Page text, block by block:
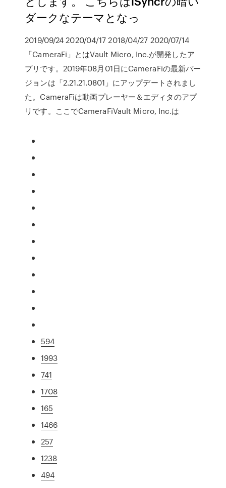
ダークなテーマとなっ
2019/09/24 2020/04/17 2018/04/27 2020/07/14
「CameraFi」とはVault Micro, Inc.が開発したア
プリです。2019年08月01日にCameraFiの最新バー
ジョンは「2.21.21.0801」にアップデートされまし
た。CameraFiは動画プレーヤー＆エディタのアプ
リです。ここでCameraFiVault Micro, Inc.は
594
1993
741
1708
165
1466
257
1238
494